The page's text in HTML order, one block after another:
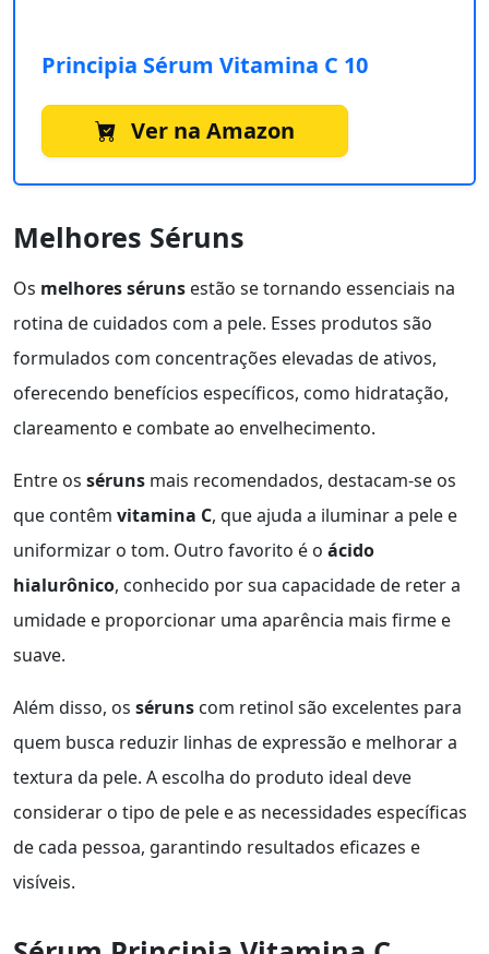
Principia Sérum Vitamina C 10
Ver na Amazon
Melhores Séruns
Os melhores séruns estão se tornando essenciais na
rotina de cuidados com a pele. Esses produtos são
formulados com concentrações elevadas de ativos,
oferecendo benefícios específicos, como hidratação,
clareamento e combate ao envelhecimento.
Entre os séruns mais recomendados, destacam-se os
que contêm vitamina C, que ajuda a iluminar a pele e
uniformizar o tom. Outro favorito é o ácido
hialurônico, conhecido por sua capacidade de reter a
umidade e proporcionar uma aparência mais firme e
suave.
Além disso, os séruns com retinol são excelentes para
quem busca reduzir linhas de expressão e melhorar a
textura da pele. A escolha do produto ideal deve
considerar o tipo de pele e as necessidades específicas
de cada pessoa, garantindo resultados eficazes e
visíveis.